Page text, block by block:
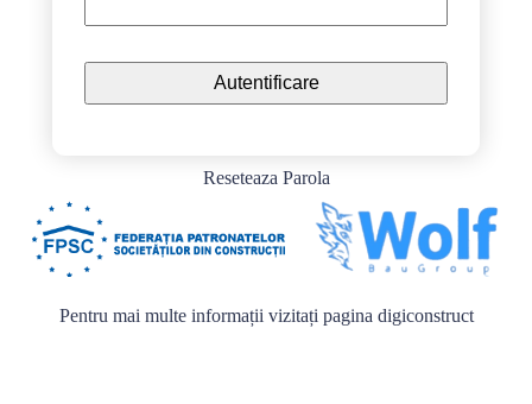
Reseteaza Parola
Pentru mai multe informații vizitați pagina digiconstruct